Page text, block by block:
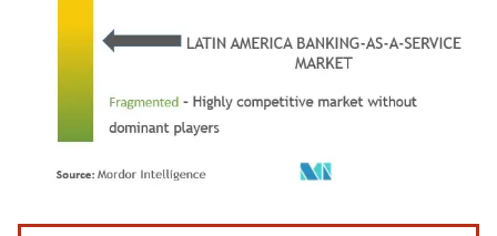
画像 © Mordor Intelligence。再利用にはCC BY 4.0の表示が必要です。